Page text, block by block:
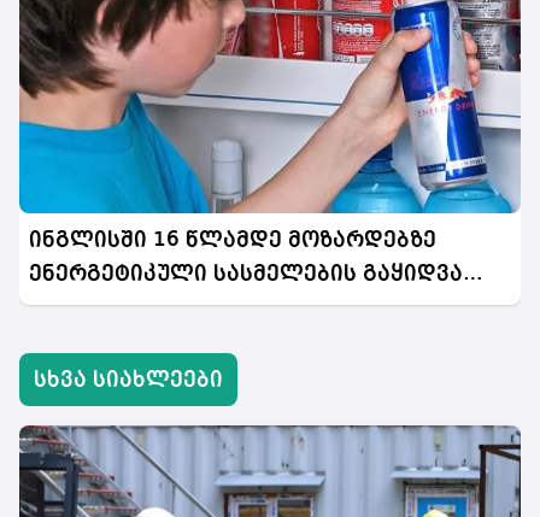
ინგლისში 16 წლამდე მოზარდებზე
ენერგეტიკული სასმელების გაყიდვა
აიკრძალება
სხვა სიახლეები